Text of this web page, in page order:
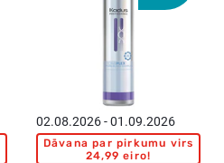
02.08.2026 - 01.09.2026
Dāvana par pirkumu virs
24,99 eiro!